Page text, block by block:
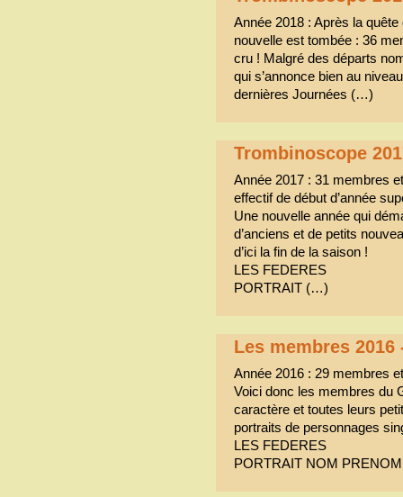
Année 2018 : Après la
nouvelle est tombée : 36
cru ! Malgré des départs
qui s’annonce bien au
dernières Journées (…)
Trombinoscope
Année 2017 : 31 membres
effectif de début d’année
Une nouvelle année qui
d’anciens et de petits
d’ici la fin de la saison !
LES FEDERES
PORTRAIT (…)
Les membres
Année 2016 : 29 membres
Voici donc les membres du
caractère et toutes leurs
portraits de personnages
LES FEDERES
PORTRAIT NOM